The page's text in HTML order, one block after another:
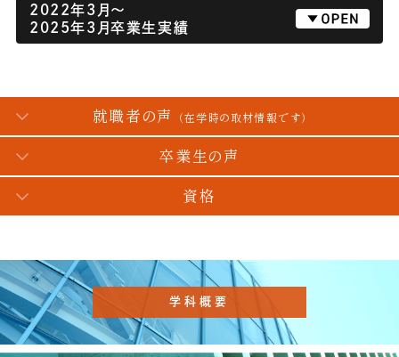
2022年3月～
2025年3月卒業生実績
就職者の声 （在学時の取材情報です）
卒業生の声
資格
学科概要